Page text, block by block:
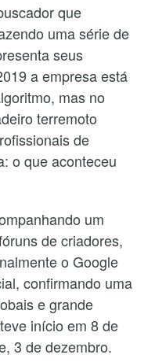
que
uma série de
seus
a empresa está
mas no
terremoto
de
o que aconteceu
um
de criadores,
o Google
confirmando uma
e grande
início em 8 de
3 de dezembro.